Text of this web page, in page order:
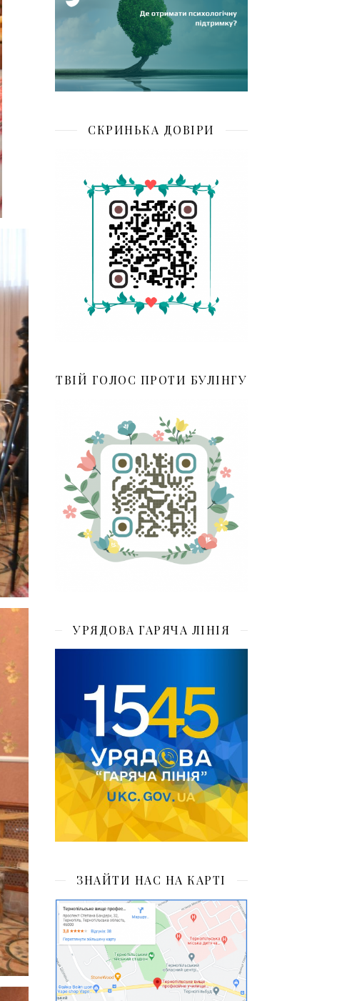
СКРИНЬКА ДОВІРИ
ТВІЙ ГОЛОС ПРОТИ БУЛІНГУ
УРЯДОВА ГАРЯЧА ЛІНІЯ
ЗНАЙТИ НАС НА КАРТІ